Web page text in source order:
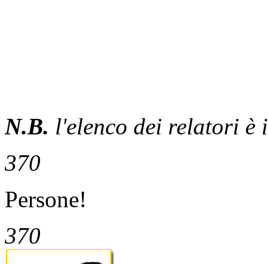
N.B. l'elenco dei relatori è
370
Persone!
370